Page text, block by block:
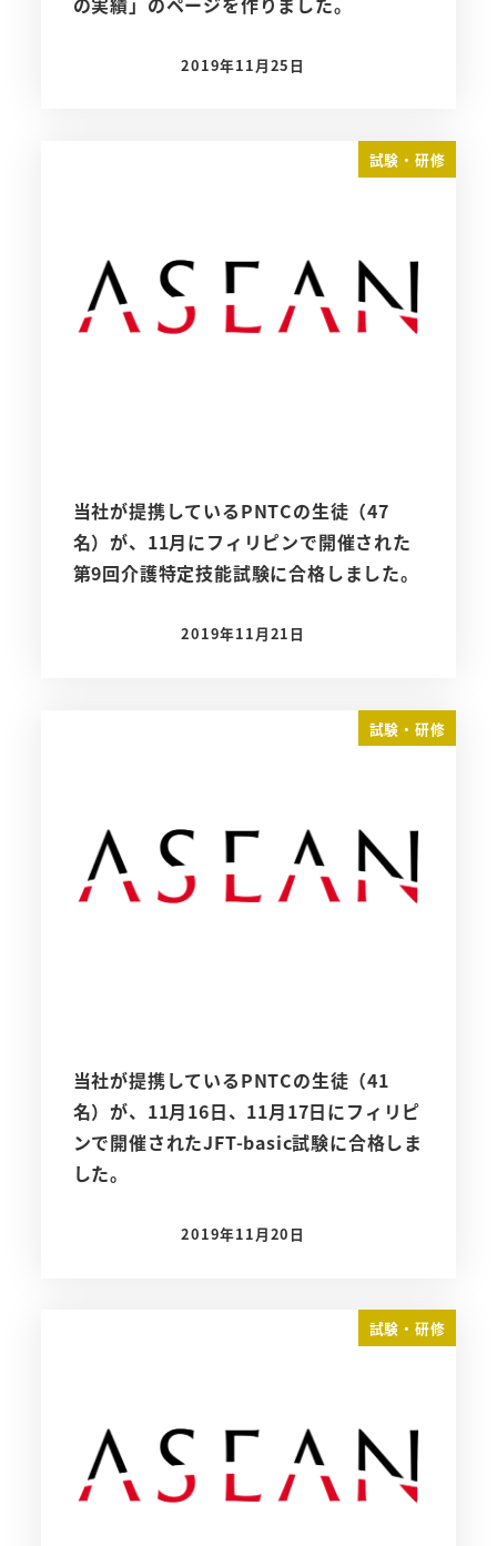
投稿日
2019年11月25日
試験・研修
当社が提携しているPNTCの生徒（47
名）が、11月にフィリピンで開催された
第9回介護特定技能試験に合格しました。
投稿日
2019年11月21日
試験・研修
当社が提携しているPNTCの生徒（41
名）が、11月16日、11月17日にフィリピ
ンで開催されたJFT-basic試験に合格しま
した。
投稿日
2019年11月20日
試験・研修